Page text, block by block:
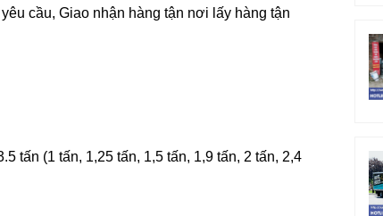
cầu, Giao nhận hàng tận nơi lấy hàng tận
tấn (1 tấn, 1,25 tấn, 1,5 tấn, 1,9 tấn, 2 tấn, 2,4